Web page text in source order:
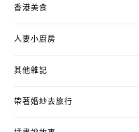
香港美食
人妻小廚房
其他雜記
帶著婚紗去旅行